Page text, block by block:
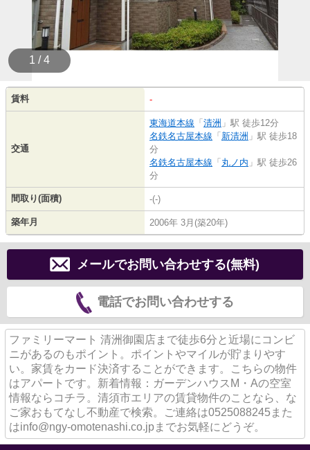
1 / 4
賃料 -
交通
東海道本線 「 清洲 」駅 徒歩12分
名鉄名古屋本線 「 新清洲 」駅 徒歩18
分
名鉄名古屋本線 「 丸ノ内 」駅 徒歩26
分
間取り(面積) -(-)
築年月 2006年 3月(築20年)
メールでお問い合わせする(無料)
電話でお問い合わせする
ファミリーマート 清洲御園店まで徒歩6分と近場にコンビ
ニがあるのもポイント。ポイントやマイルが貯まりやす
い。家賃をカード決済することができます。こちらの物件
はアパートです。新着情報：ガーデンハウスM・Aの空室
情報ならコチラ。清須市エリアの賃貸物件のことなら、な
ご家おもてなし不動産で検索。ご連絡は0525088245また
はinfo@ngy-omotenashi.co.jpまでお気軽にどうぞ。